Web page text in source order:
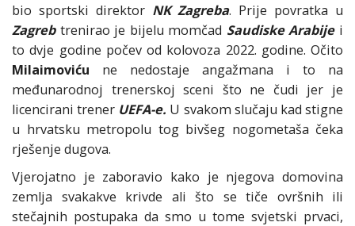
bio sportski direktorNK Zagreba. Prije povratka u
Zagrebtrenirao je bijelu momčad Saudiske Arabijei
to dvje godine počev od kolovoza 2022. godine. Očito
Milaimoviću ne nedostaje angažmana i to na
međunarodnoj trenerskoj sceni što ne čudi jer je
licencirani trener UEFA-e. U svakom slučaju kad stigne
u hrvatsku metropolu tog bivšeg nogometaša čeka
rješenje dugova.
Vjerojatno je zaboravio kako je njegova domovina
zemlja svakakve krivde ali što se tiče ovršnih ili
stečajnih postupaka da smo u tome svjetski prvaci,